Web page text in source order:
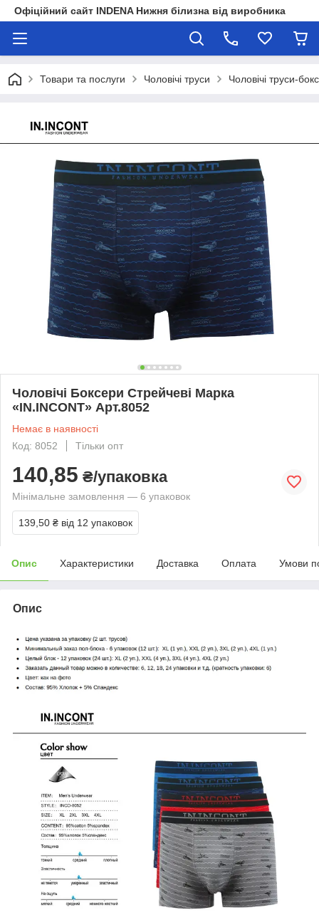
Офіційний сайт INDENA Нижня білизна від виробника
Товари та послуги Чоловічі труси Чоловічі труси-
Чоловічі Боксери Стрейчеві Марка
«IN.INCONT» Арт.8052
Немає в наявності
Код: 8052
Тільки опт
140,85 ₴/упаковка
Мінімальне замовлення — 6 упаковок
139,50 ₴ від 12 упаковок
Опис Характеристики Доставка Оплата Умови
Опис